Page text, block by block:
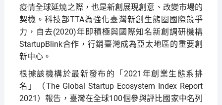
疫情全球延燒之際，也是新創展現創意、改變市場的
契機。科技部TTA為強化臺灣新創生態圈國際競爭
力，自去(2020)年即積極與國際知名新創調研機構
StartupBlink合作，行銷臺灣成為亞太地區的重要創
新中心。
根據該機構於最新發布的「2021年創業生態系排
名」（The Global Startup Ecosystem Index Report
2021）報告，臺灣在全球100個參與評比國家中名列